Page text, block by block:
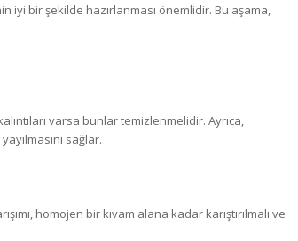
iyi bir şekilde hazırlanması önemlidir. Bu aşama,
varsa bunlar temizlenmelidir. Ayrıca,
sağlar.
homojen bir kıvam alana kadar karıştırılmalı ve